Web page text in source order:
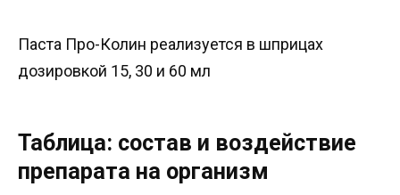
Паста Про-Колин реализуется в шприцах
дозировкой 15, 30 и 60 мл
Таблица: состав и воздействие
препарата на организм